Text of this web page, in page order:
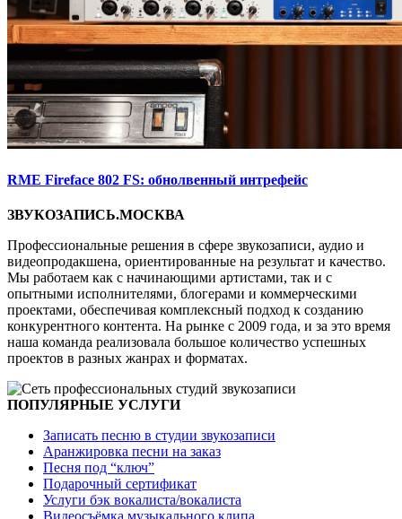
RME Fireface 802 FS: обнолвенный интрефейс
ЗВУКОЗАПИСЬ.МОСКВА
Профессиональные решения в сфере звукозаписи, аудио и
видеопродакшена, ориентированные на результат и качество.
Мы работаем как с начинающими артистами, так и с
опытными исполнителями, блогерами и коммерческими
проектами, обеспечивая комплексный подход к созданию
конкурентного контента. На рынке с 2009 года, и за это время
наша команда реализовала большое количество успешных
проектов в разных жанрах и форматах.
ПОПУЛЯРНЫЕ УСЛУГИ
Записать песню в студии звукозаписи
Аранжировка песни на заказ
Песня под “ключ”
Подарочный сертификат
Услуги бэк вокалиста/вокалиста
Видеосъёмка музыкального клипа